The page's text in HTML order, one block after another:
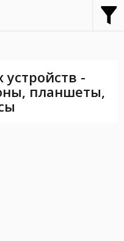
-
планшеты,